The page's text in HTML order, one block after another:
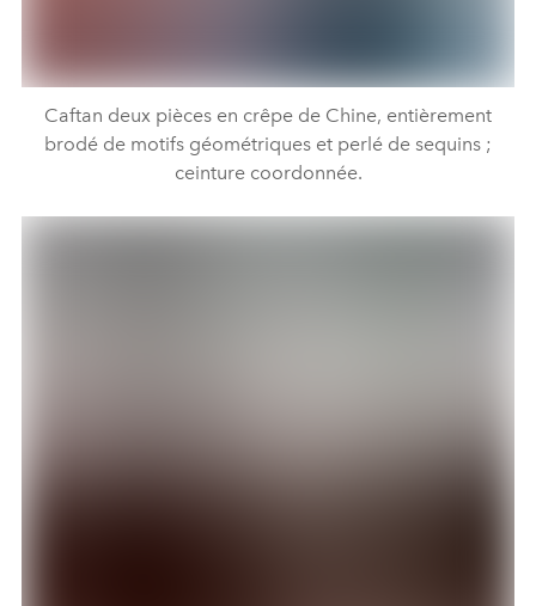
Caftan deux pièces en crêpe de Chine, entièrement
brodé de motifs géométriques et perlé de sequins ;
ceinture coordonnée.